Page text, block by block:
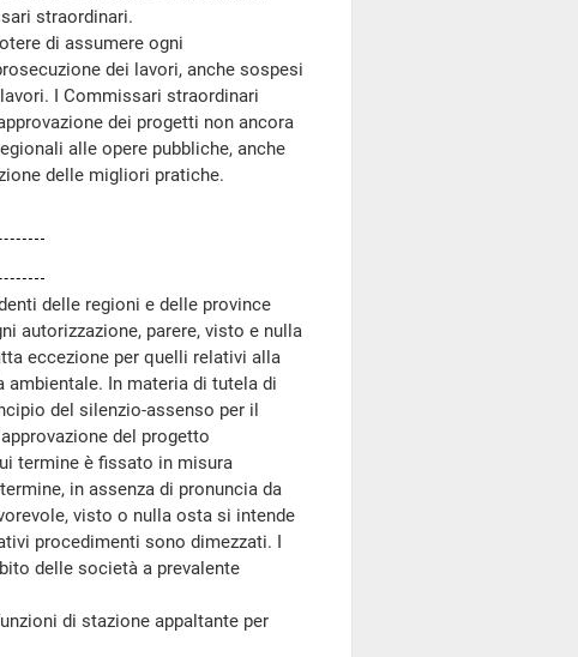
straordinari.
di assumere ogni
dei lavori, anche sospesi
I Commissari straordinari
dei progetti non ancora
alle opere pubbliche, anche
delle migliori pratiche.
delle regioni e delle province
autorizzazione, parere, visto e nulla
eccezione per quelli relativi alla
In materia di tutela di
del silenzio-assenso per il
del progetto
termine è fissato in misura
in assenza di pronuncia da
visto o nulla osta si intende
procedimenti sono dimezzati. I
delle società a prevalente
di stazione appaltante per